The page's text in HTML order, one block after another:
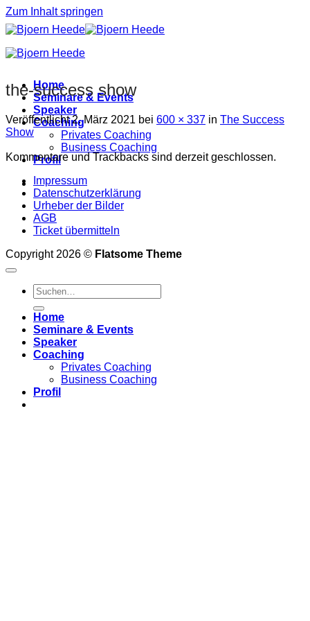
Zum Inhalt springen
Home
Seminare & Events
Speaker
Coaching
Privates Coaching
Business Coaching
Profil
the-success show
Veröffentlicht2. März 2021 bei 600 × 337 in The Success
Show
Kommentare und Trackbacks sind derzeit geschlossen.
Impressum
Datenschutzerklärung
Urheber der Bilder
AGB
Ticket übermitteln
Copyright 2026 © Flatsome Theme
Home
Seminare & Events
Speaker
Coaching
Privates Coaching
Business Coaching
Profil